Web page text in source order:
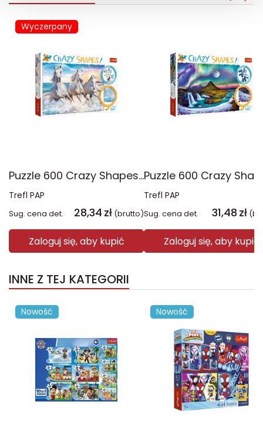
Wyczerpany
Puzzle 600 Crazy Shapes Galop wśród fal 11111
Trefl PAP
Sug. cena det. 28,34 zł (brutto)
Zaloguj się, aby kupić
Trefl PAP
Sug. cena det. 31,48 zł
Zaloguj się, aby kupić
INNE Z TEJ KATEGORII
Nowość Nowość